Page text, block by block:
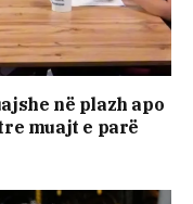
në plazh apo
muajt e parë